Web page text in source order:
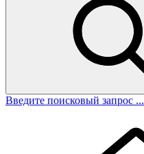
Введите поисковый запрос ...